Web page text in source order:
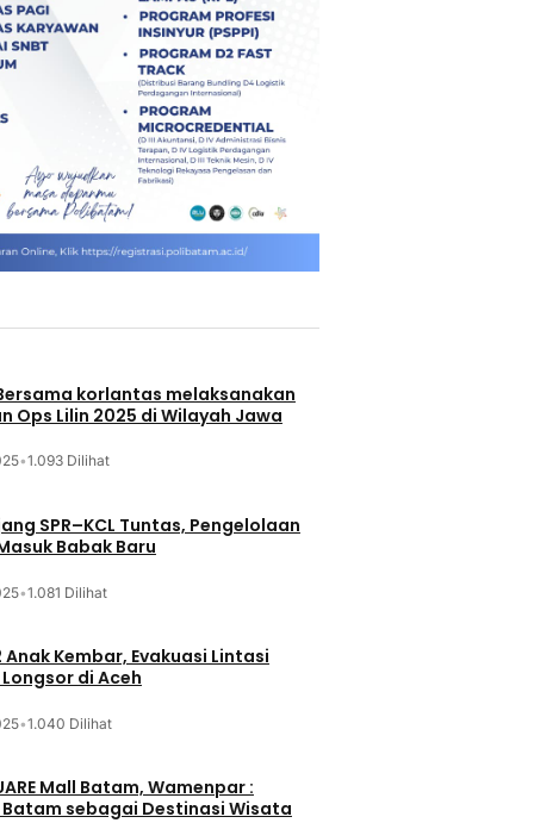
korlantas melaksanakan
Ops Lilin 2025 di Wilayah Jawa
•1.093 Dilihat
SPR–KCL Tuntas, Pengelolaan
Babak Baru
•1.081 Dilihat
Anak Kembar, Evakuasi Lintasi
di Aceh
•1.040 Dilihat
Mall Batam, Wamenpar :
Batam sebagai Destinasi Wisata